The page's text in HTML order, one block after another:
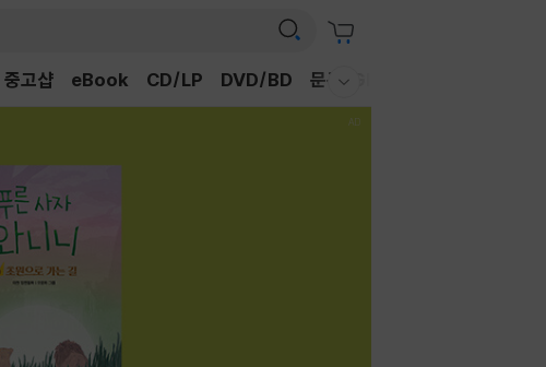
중고샵 eBook CD/LP DVD/BD 문구/GIFT